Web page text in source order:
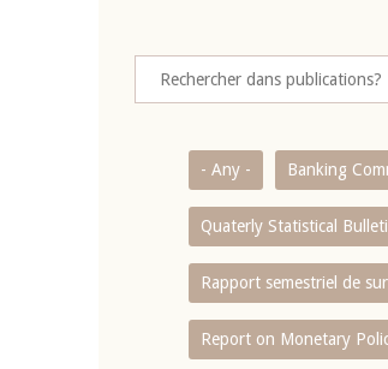
- Any - Banking
Quaterly Statistical
Rapport semestriel de
Report on Monetary